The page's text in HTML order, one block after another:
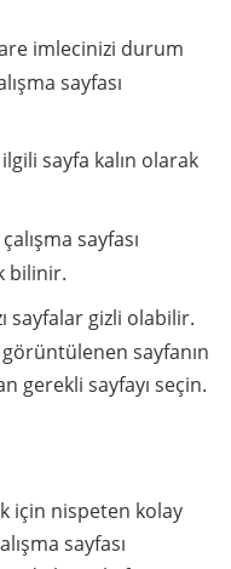
imlecinizi durum
sayfası
sayfa kalın olarak
sayfası
bilinir.
sayfalar gizli olabilir.
sayfanın
gerekli sayfayı seçin.
için nispeten kolay
sayfası